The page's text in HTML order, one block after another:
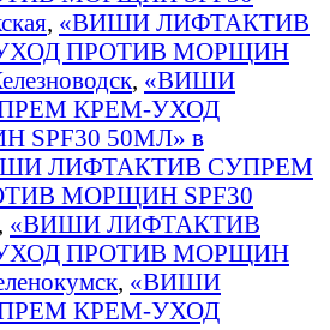
, «ВИШИ ЛИФТАКТИВ
ПРОТИВ МОРЩИН
, «ВИШИ
КРЕМ-УХОД
50МЛ» в
ЛИФТАКТИВ СУПРЕМ
МОРЩИН SPF30
, «ВИШИ ЛИФТАКТИВ
ПРОТИВ МОРЩИН
, «ВИШИ
КРЕМ-УХОД